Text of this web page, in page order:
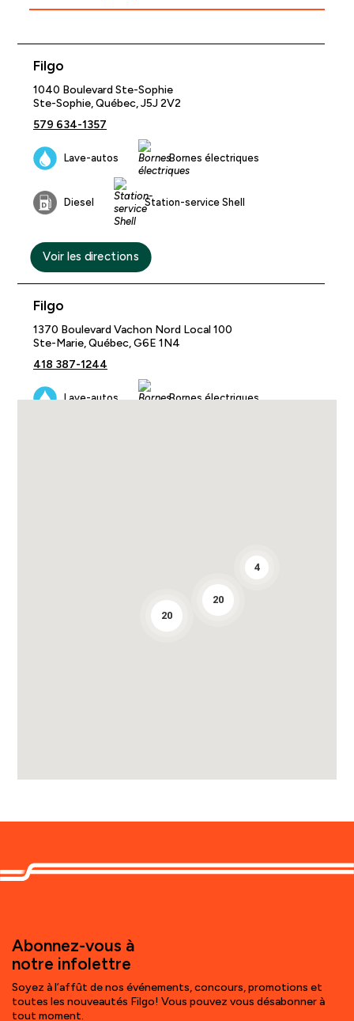
Filgo
1040 Boulevard Ste-Sophie
Ste-Sophie, Québec, J5J 2V2
579 634-1357
Lave-autos Bornes électriques
Diesel Station-service Shell
Voir les directions
Filgo
1370 Boulevard Vachon Nord Local 100
Ste-Marie, Québec, G6E 1N4
418 387-1244
Lave-autos Bornes électriques
Bornes électriques
950 Boulevard Dionne
Voir les directions
Filgo
20
20
4
Abonnez-vous à
notre infolettre
Soyez à l’affût de nos événements, concours, promotions et
toutes les nouveautés Filgo! Vous pouvez vous désabonner à
tout moment.